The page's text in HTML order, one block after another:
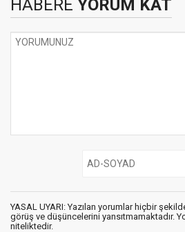
HABERE YORUM KAT
YASAL UYARI: Yazılan yorumlar hiçbir
görüş ve düşüncelerini yansıtmamaktadır.
niteliktedir.